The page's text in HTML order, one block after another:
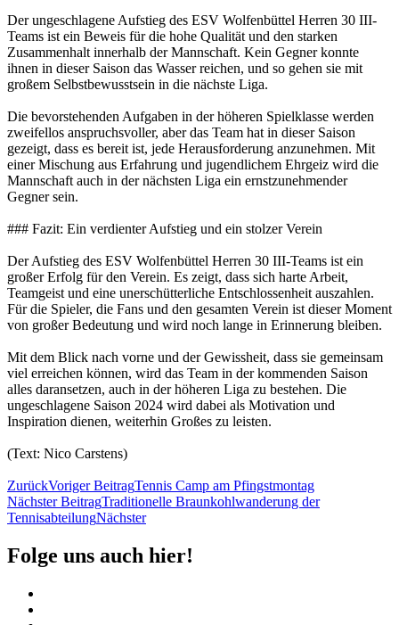
Der ungeschlagene Aufstieg des ESV Wolfenbüttel Herren 30 III-
Teams ist ein Beweis für die hohe Qualität und den starken
Zusammenhalt innerhalb der Mannschaft. Kein Gegner konnte
ihnen in dieser Saison das Wasser reichen, und so gehen sie mit
großem Selbstbewusstsein in die nächste Liga.
Die bevorstehenden Aufgaben in der höheren Spielklasse werden
zweifellos anspruchsvoller, aber das Team hat in dieser Saison
gezeigt, dass es bereit ist, jede Herausforderung anzunehmen. Mit
einer Mischung aus Erfahrung und jugendlichem Ehrgeiz wird die
Mannschaft auch in der nächsten Liga ein ernstzunehmender
Gegner sein.
### Fazit: Ein verdienter Aufstieg und ein stolzer Verein
Der Aufstieg des ESV Wolfenbüttel Herren 30 III-Teams ist ein
großer Erfolg für den Verein. Es zeigt, dass sich harte Arbeit,
Teamgeist und eine unerschütterliche Entschlossenheit auszahlen.
Für die Spieler, die Fans und den gesamten Verein ist dieser Moment
von großer Bedeutung und wird noch lange in Erinnerung bleiben.
Mit dem Blick nach vorne und der Gewissheit, dass sie gemeinsam
viel erreichen können, wird das Team in der kommenden Saison
alles daransetzen, auch in der höheren Liga zu bestehen. Die
ungeschlagene Saison 2024 wird dabei als Motivation und
Inspiration dienen, weiterhin Großes zu leisten.
(Text: Nico Carstens)
ZurückVoriger BeitragTennis Camp am Pfingstmontag
Nächster BeitragTraditionelle Braunkohlwanderung der
TennisabteilungNächster
Folge uns auch hier!